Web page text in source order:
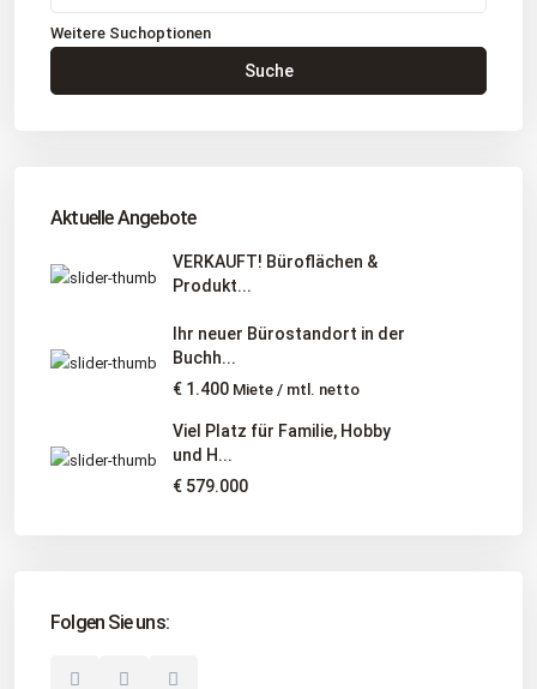
Weitere Suchoptionen
Suche
Aktuelle Angebote
VERKAUFT! Büroflächen &
Produkt...
Ihr neuer Bürostandort in der
Buchh...
€ 1.400 Miete / mtl. netto
Viel Platz für Familie, Hobby
und H...
€ 579.000
Folgen Sie uns:
Kontakt
: Buchholz in der Nordheide
Unternehmen
Immobilienangebote